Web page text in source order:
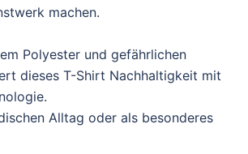
machen.
Polyester und gefährlichen
dieses T-Shirt Nachhaltigkeit mit
Alltag oder als besonderes